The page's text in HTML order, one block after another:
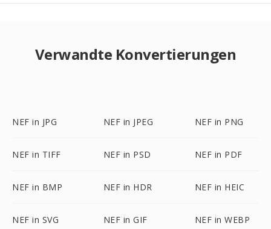
Verwandte Konvertierungen
NEF in JPG NEF in JPEG NEF in PNG
NEF in TIFF NEF in PSD NEF in PDF
NEF in BMP NEF in HDR NEF in HEIC
NEF in SVG NEF in GIF NEF in WEBP